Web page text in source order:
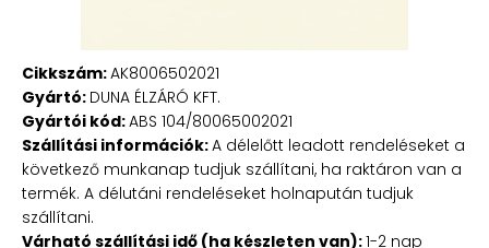
Cikkszám:AK8006502021
Gyártó: DUNA ÉLZÁRÓ KFT.
Gyártói kód:ABS 104/80065002021
Szállítási információk:A délelőtt leadott rendeléseket a
következő munkanap tudjuk szállítani, ha raktáron van a
termék. A délutáni rendeléseket holnapután tudjuk
szállítani.
Várható szállítási idő (ha készleten van):1-2 nap